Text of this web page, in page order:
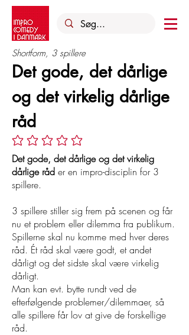
Shortform, 3 spillere
Det gode, det dårlige
og det virkelig dårlige
råd
Ingen bedømmelser endnu
Det gode, det dårlige og det virkelig
dårlige råd er en impro-disciplin for 3
spillere.
3 spillere stiller sig frem på scenen og får
nu et problem eller dilemma fra publikum.
Spillerne skal nu komme med hver deres
råd. Ét råd skal være godt, et andet
dårligt og det sidste skal være virkelig
dårligt.
Man kan evt. bytte rundt ved de
efterfølgende problemer/dilemmaer, så
alle spillere får lov at give de forskellige
råd.